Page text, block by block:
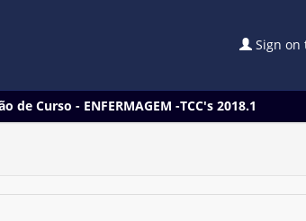
Sign on
de Curso - ENFERMAGEM -TCC's 2018.1